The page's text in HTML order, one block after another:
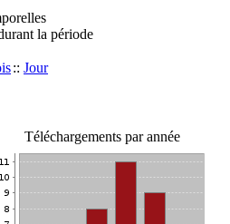
la période
:: Jour
Téléchargements par année